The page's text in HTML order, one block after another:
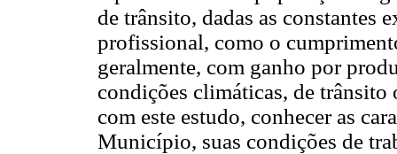
de trânsito, dadas as constantes
profissional, como o
geralmente, com ganho por
condições climáticas, de trânsito
com este estudo, conhecer as
Município, suas condições de